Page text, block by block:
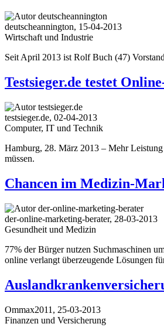
deutscheannington, 15-04-2013
Wirtschaft und Industrie
Seit April 2013 ist Rolf Buch (47)
Testsieger.de testet
testsieger.de, 02-04-2013
Computer, IT und Technik
Hamburg, 28. März 2013 – Mehr
müssen.
Chancen im Medizin-
der-online-marketing-berater, 28-03-2013
Gesundheit und Medizin
77% der Bürger nutzen Suchmaschinen
online verlangt überzeugende Lösungen
Ommax2011, 25-03-2013
Finanzen und Versicherung